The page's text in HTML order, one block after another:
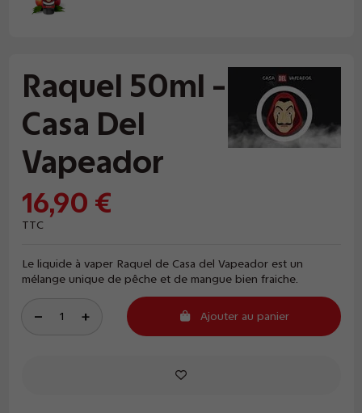
Raquel 50ml -
Casa Del
Vapeador
16,90 €
TTC
Le liquide à vaper Raquel de Casa del Vapeador est un
mélange unique de pêche et de mangue bien fraiche.
Ajouter au panier